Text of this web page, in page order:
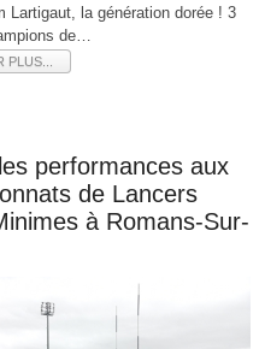
Lartigaut, la génération dorée ! 3
de…
PLUS...
performances aux
de Lancers
à Romans-Sur-